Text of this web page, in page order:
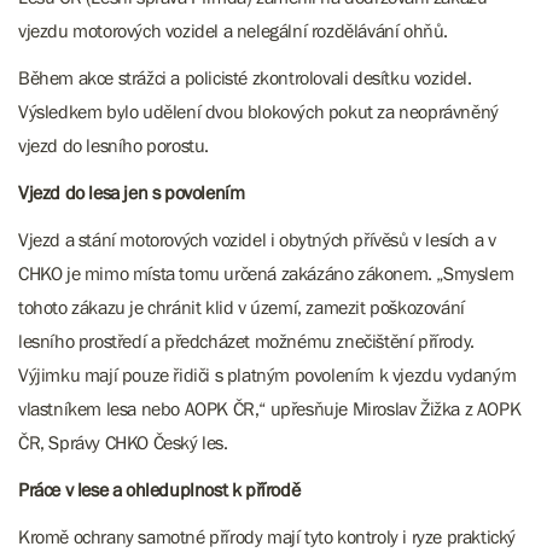
vjezdu motorových vozidel a nelegální rozdělávání ohňů.
Během akce strážci a policisté zkontrolovali desítku vozidel.
Výsledkem bylo udělení dvou blokových pokut za neoprávněný
vjezd do lesního porostu.
Vjezd do lesa jen s povolením
Vjezd a stání motorových vozidel i obytných přívěsů v lesích a v
CHKO je mimo místa tomu určená zakázáno zákonem. „Smyslem
tohoto zákazu je chránit klid v území, zamezit poškozování
lesního prostředí a předcházet možnému znečištění přírody.
Výjimku mají pouze řidiči s platným povolením k vjezdu vydaným
vlastníkem lesa nebo AOPK ČR,“ upřesňuje Miroslav Žižka z AOPK
ČR, Správy CHKO Český les.
Práce v lese a ohleduplnost k přírodě
Kromě ochrany samotné přírody mají tyto kontroly i ryze praktický